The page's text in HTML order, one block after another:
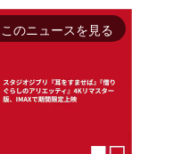
このニュースを見る